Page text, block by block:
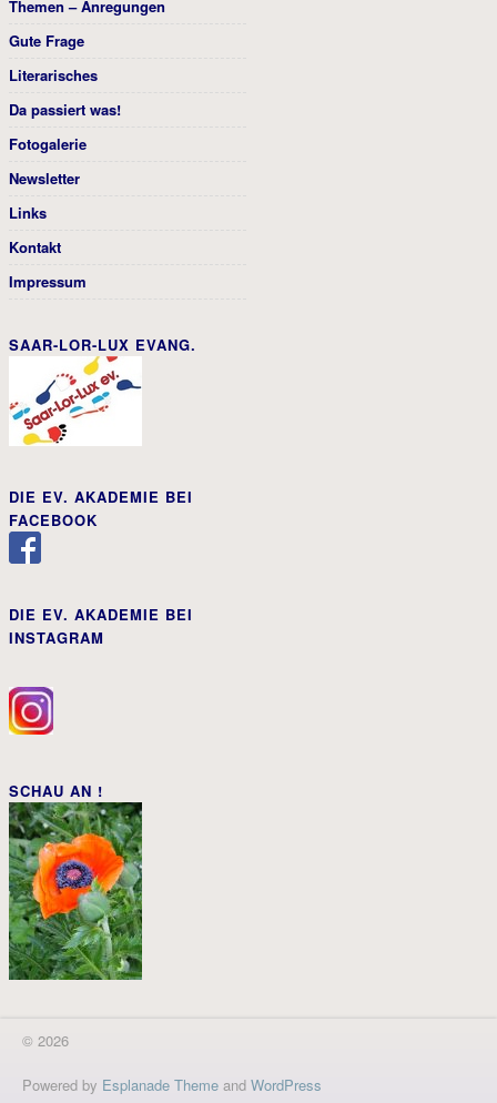
Themen – Anregungen
Gute Frage
Literarisches
Da passiert was!
Fotogalerie
Newsletter
Links
Kontakt
Impressum
SAAR-LOR-LUX EVANG.
DIE EV. AKADEMIE BEI
FACEBOOK
DIE EV. AKADEMIE BEI
INSTAGRAM
SCHAU AN !
© 2026
Powered by Esplanade Theme and WordPress